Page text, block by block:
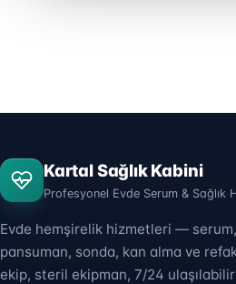
Kartal Sağlık Kabini
Profesyonel Evde Serum &
Evde hemşirelik hizmetleri —
pansuman, sonda, kan alma ve
ekip, steril ekipman, 7/24